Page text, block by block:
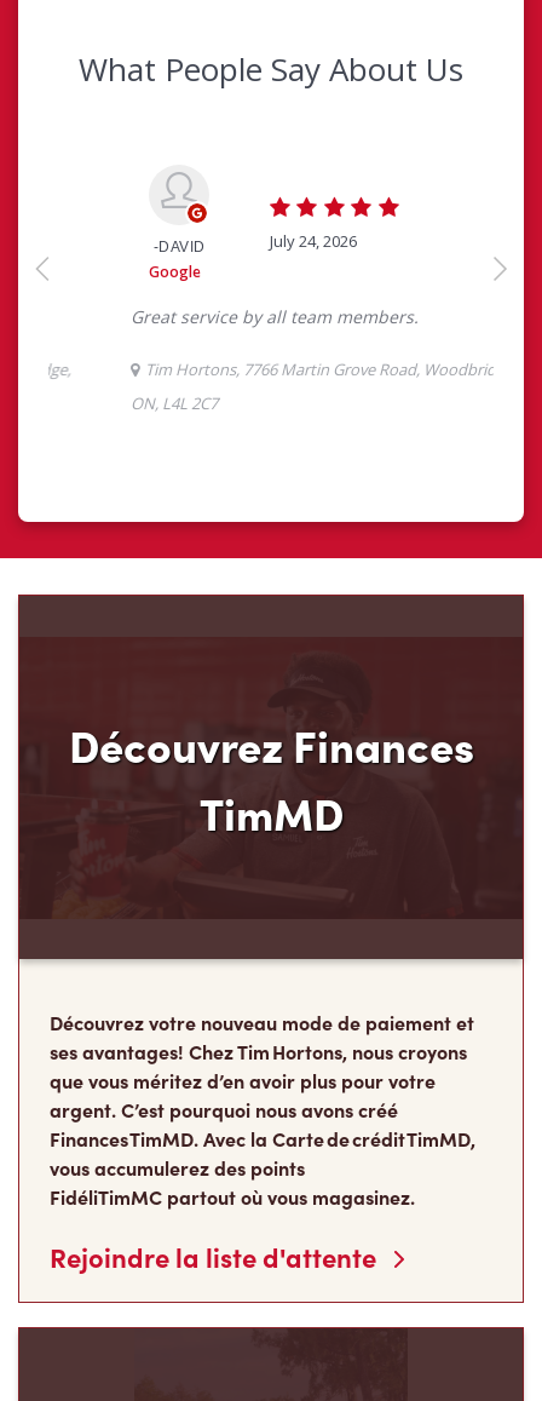
Découvrez Finances
TimMD
Découvrez votre nouveau mode de paiement et
ses avantages! Chez Tim Hortons, nous croyons
que vous méritez d’en avoir plus pour votre
argent. C’est pourquoi nous avons créé
Finances TimMD. Avec la Carte de crédit TimMD,
vous accumulerez des points
FidéliTimMC partout où vous magasinez.
Rejoindre la liste d'attente